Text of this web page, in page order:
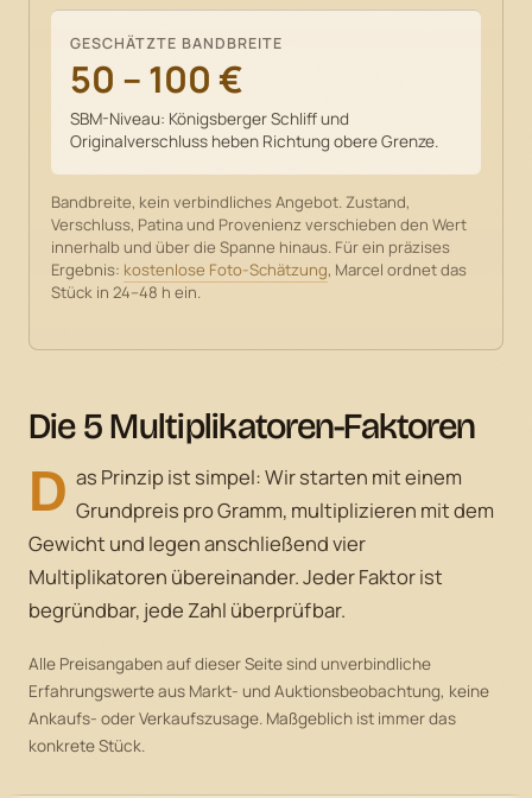
GESCHÄTZTE BANDBREITE
50 – 100 €
SBM-Niveau: Königsberger Schliff und
Originalverschluss heben Richtung obere Grenze.
Bandbreite, kein verbindliches Angebot. Zustand,
Verschluss, Patina und Provenienz verschieben den Wert
innerhalb und über die Spanne hinaus. Für ein präzises
Ergebnis: kostenlose Foto-Schätzung, Marcel ordnet das
Stück in 24–48 h ein.
Die 5 Multiplikatoren-Faktoren
D as Prinzip ist simpel: Wir starten mit einem
Grundpreis pro Gramm, multiplizieren mit dem
Gewicht und legen anschließend vier
Multiplikatoren übereinander. Jeder Faktor ist
begründbar, jede Zahl überprüfbar.
Alle Preisangaben auf dieser Seite sind unverbindliche
Erfahrungswerte aus Markt- und Auktionsbeobachtung, keine
Ankaufs- oder Verkaufszusage. Maßgeblich ist immer das
konkrete Stück.